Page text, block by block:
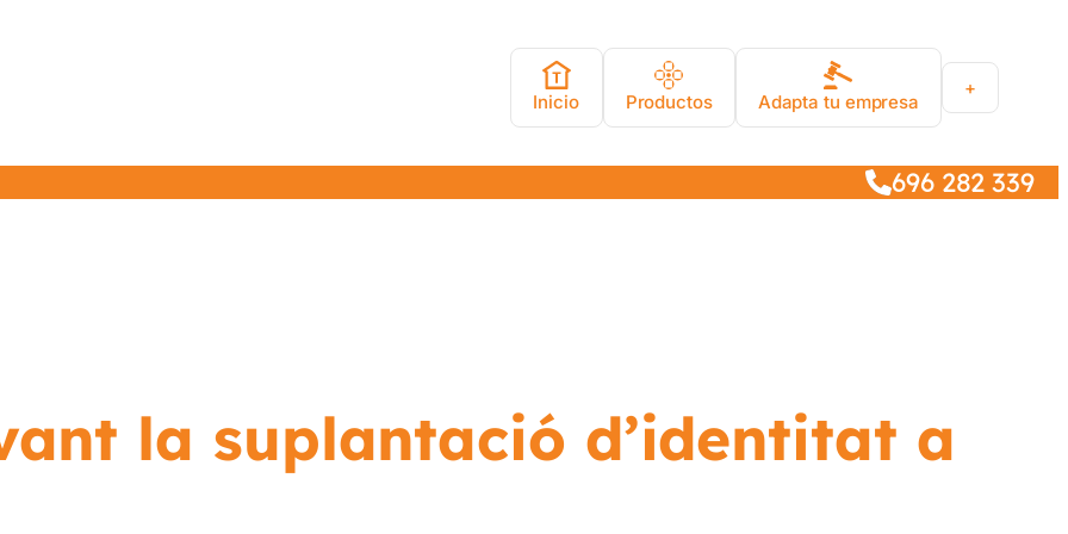
Inicio Productos Adapta tu empresa
+
696 282 339
la suplantació d’identitat a